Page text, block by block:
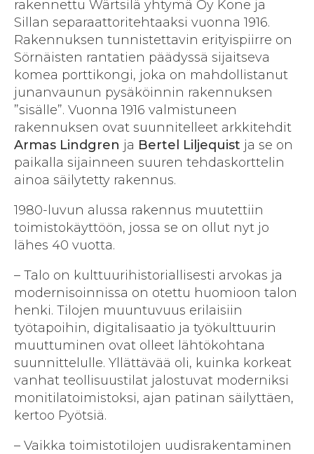
rakennettu Wärtsilä yhtymä Oy Kone ja
Sillan separaattoritehtaaksi vuonna 1916.
Rakennuksen tunnistettavin erityispiirre on
Sörnäisten rantatien päädyssä sijaitseva
komea porttikongi, joka on mahdollistanut
junanvaunun pysäköinnin rakennuksen
”sisälle”. Vuonna 1916 valmistuneen
rakennuksen ovat suunnitelleet arkkitehdit
Armas Lindgren ja Bertel Liljequist ja se on
paikalla sijainneen suuren tehdaskorttelin
ainoa säilytetty rakennus.
1980-luvun alussa rakennus muutettiin
toimistokäyttöön, jossa se on ollut nyt jo
lähes 40 vuotta.
– Talo on kulttuurihistoriallisesti arvokas ja
modernisoinnissa on otettu huomioon talon
henki. Tilojen muuntuvuus erilaisiin
työtapoihin, digitalisaatio ja työkulttuurin
muuttuminen ovat olleet lähtökohtana
suunnittelulle. Yllättävää oli, kuinka korkeat
vanhat teollisuustilat jalostuvat moderniksi
monitilatoimistoksi, ajan patinan säilyttäen,
kertoo Pyötsiä.
– Vaikka toimistotilojen uudisrakentaminen